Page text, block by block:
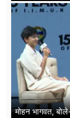
मोहन भागवत,